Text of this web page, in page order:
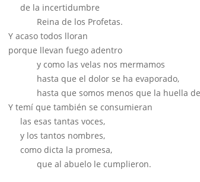
de la incertidumbre
Reina de los Profetas.
Y acaso todos lloran
porque llevan fuego adentro
y como las velas nos mermamos
hasta que el dolor se ha evaporado,
hasta que somos menos que la huella de
Y temí que también se consumieran
las esas tantas voces,
y los tantos nombres,
como dicta la promesa,
que al abuelo le cumplieron.